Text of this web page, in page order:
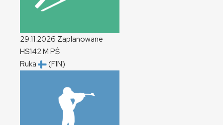
29.11.2026 Zaplanowane
HS142M PŚ
Ruka
(FIN)